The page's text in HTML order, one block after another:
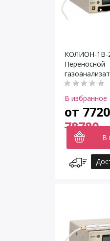
КОЛИОН-
Переносной
В избранное
от
78780
В